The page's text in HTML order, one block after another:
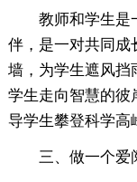
教师和学生是
伴，是一对共同成
墙，为学生遮风挡
学生走向智慧的彼
导学生攀登科学高
三、做一个爱